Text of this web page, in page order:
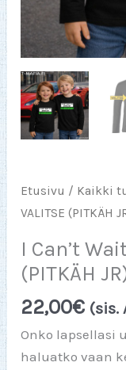
Etusivu / Kaikki
VALITSE (PITKÄH
I Can’t
(PITKÄH
22,00€ (sis.
Onko lapsellasi
haluatko vaan